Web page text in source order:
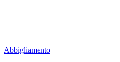
Abbigliamento